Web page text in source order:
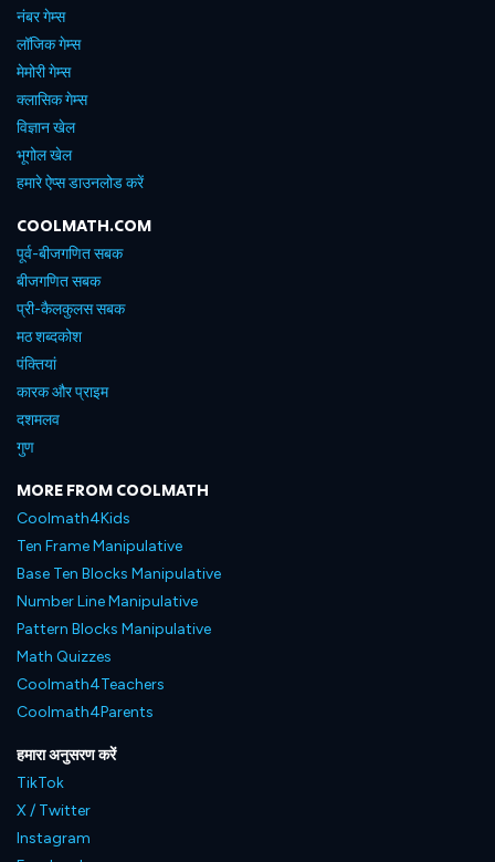
नंबर गेम्स
लॉजिक गेम्स
मेमोरी गेम्स
क्लासिक गेम्स
विज्ञान खेल
भूगोल खेल
हमारे ऐप्स डाउनलोड करें
COOLMATH.COM
पूर्व-बीजगणित सबक
बीजगणित सबक
प्री-कैलकुलस सबक
मठ शब्दकोश
पंक्तियां
कारक और प्राइम
दशमलव
गुण
MORE FROM COOLMATH
Coolmath4Kids
Ten Frame Manipulative
Base Ten Blocks Manipulative
Number Line Manipulative
Pattern Blocks Manipulative
Math Quizzes
Coolmath4Teachers
Coolmath4Parents
हमारा अनुसरण करें
TikTok
X / Twitter
Instagram